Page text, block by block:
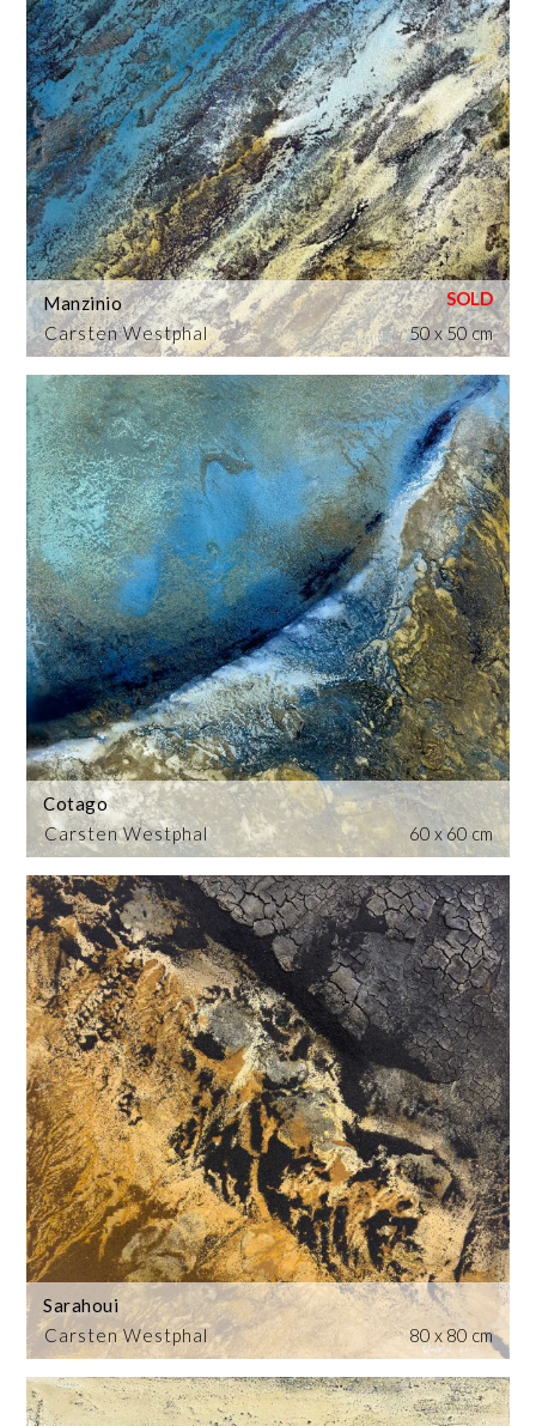
Carsten Westphal
Manzinio
50 x 50 cm
Carsten Westphal
Cotago
60 x 60 cm
Carsten Westphal
Sarahoui
80 x 80 cm